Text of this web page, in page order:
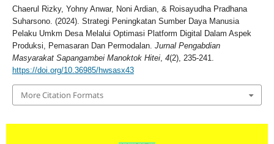
Chaerul Rizky, Yohny Anwar, Noni Ardian, & Roisayudha Pradhana
Suharsono. (2024). Strategi Peningkatan Sumber Daya Manusia
Pelaku Umkm Desa Melalui Optimasi Platform Digital Dalam Aspek
Produksi, Pemasaran Dan Permodalan. Jurnal Pengabdian
Masyarakat Sapangambei Manoktok Hitei, 4(2), 235-241.
https://doi.org/10.36985/hwsasx43
More Citation Formats